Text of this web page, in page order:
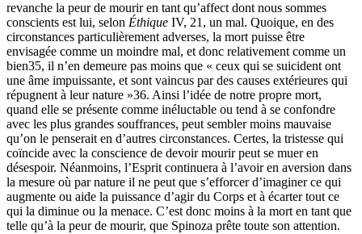
revanche la peur de mourir en tant qu’affect dont nous sommes
conscients est lui, selon Éthique IV, 21, un mal. Quoique, en des
circonstances particulièrement adverses, la mort puisse être
envisagée comme un moindre mal, et donc relativement comme un
bien35, il n’en demeure pas moins que « ceux qui se suicident ont
une âme impuissante, et sont vaincus par des causes extérieures qui
répugnent à leur nature »36. Ainsi l’idée de notre propre mort,
quand elle se présente comme inéluctable ou tend à se confondre
avec les plus grandes souffrances, peut sembler moins mauvaise
qu’on le penserait en d’autres circonstances. Certes, la tristesse qui
coïncide avec la conscience de devoir mourir peut se muer en
désespoir. Néanmoins, l’Esprit continuera à l’avoir en aversion dans
la mesure où par nature il ne peut que s’efforcer d’imaginer ce qui
augmente ou aide la puissance d’agir du Corps et à écarter tout ce
qui la diminue ou la menace. C’est donc moins à la mort en tant que
telle qu’à la peur de mourir, que Spinoza prête toute son attention.